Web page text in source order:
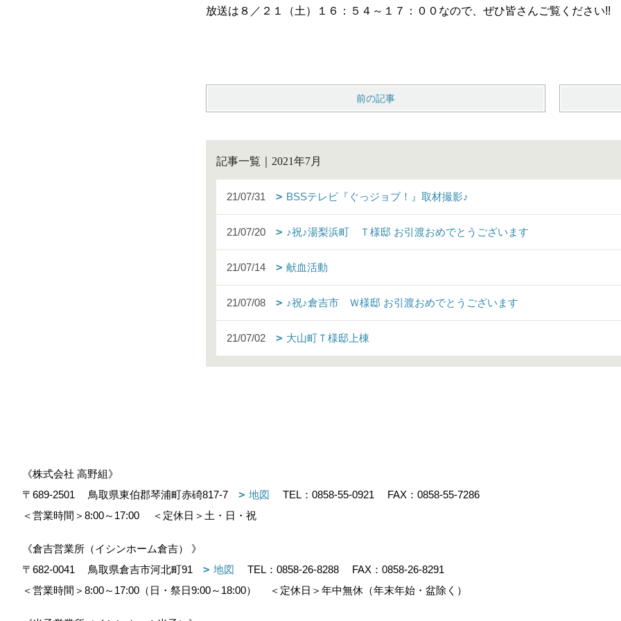
放送は８／２１（土）１６：５４～１７：００なので、ぜひ皆さんご覧ください!!
前の記事
記事一覧｜2021年7月
21/07/31 BSSテレビ『ぐっジョブ！』取材撮影♪
21/07/20 ♪祝♪湯梨浜町 Ｔ様邸 お引渡おめでとうございます
21/07/14 献血活動
21/07/08 ♪祝♪倉吉市 Ｗ様邸 お引渡おめでとうございます
21/07/02 大山町Ｔ様邸上棟
《株式会社 高野組》
〒689-2501
鳥取県東伯郡琴浦町赤碕817-7 地図 TEL： 0858-55-0921
FAX：0858-55-7286
＜営業時間＞8:00～17:00
＜定休日＞土・日・祝
《倉吉営業所（イシンホーム倉吉） 》
〒682-0041
鳥取県倉吉市河北町91 地図 TEL： 0858-26-8288
FAX：0858-26-8291
＜営業時間＞8:00～17:00（日・祭日9:00～18:00）
＜定休日＞年中無休（年末年始・盆除く）